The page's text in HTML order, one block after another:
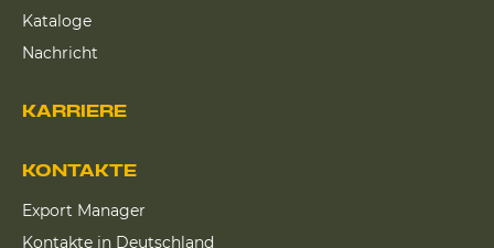
KARRIERE
Kataloge
Nachricht
KONTAKTE
Export Manager
Kontakte in Deutschland